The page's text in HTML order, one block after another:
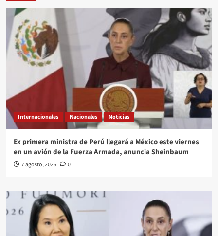
Internacionales Nacionales Noticias
Ex primera ministra de Perú llegará a México este viernes
en un avión de la Fuerza Armada, anuncia Sheinbaum
7 agosto, 2026 0